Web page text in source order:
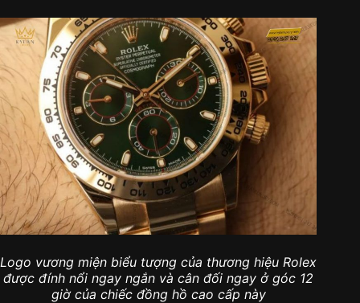
Logo vương miện biểu tượng của thương hiệu Rolex
được đính nổi ngay ngắn và cân đối ngay ở góc 12
giờ của chiếc đồng hồ cao cấp này